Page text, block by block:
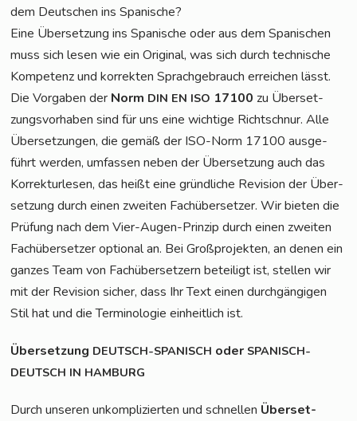
dem Deut­schen ins Spanische?
Eine Über­set­zung ins Spa­ni­sche oder aus dem Spa­ni­schen
muss sich lesen wie ein Ori­gi­nal, was sich durch tech­ni­sche
Kom­pe­tenz und kor­rek­ten Sprach­ge­brauch errei­chen lässt.
Die Vor­ga­ben der Norm DIN EN ISO 17100 zu Über­set­
zungs­vor­ha­ben sind für uns eine wich­ti­ge Richt­schnur. Alle
Über­set­zun­gen, die gemäß der ISO-Norm 17100 aus­ge­
führt wer­den, umfas­sen neben der Über­set­zung auch das
Kor­rek­tur­le­sen, das heißt eine gründ­li­che Revi­si­on der Über­
set­zung durch einen zwei­ten Fach­über­set­zer. Wir bie­ten die
Prü­fung nach dem Vier-Augen-Prin­zip durch einen zwei­ten
Fach­über­set­zer optio­nal an. Bei Groß­pro­jek­ten, an denen ein
gan­zes Team von Fach­über­set­zern betei­ligt ist, stel­len wir
mit der Revi­si­on sicher, dass Ihr Text einen durch­gän­gi­gen
Stil hat und die Ter­mi­no­lo­gie ein­heit­lich ist.
Über­set­zung DEUTSCH-SPANISCH oder SPANISCH-
DEUTSCH IN HAMBURG
Durch unse­ren unkom­pli­zier­ten und schnel­len Über­set­